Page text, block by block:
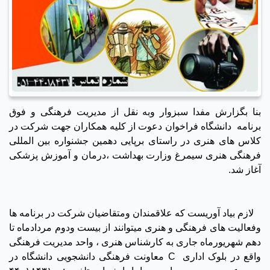
بنا بگزارش مفدا سبزوار وبه نقل از مدیریت فرهنگی و فوق
برنامه دانشگاه فراخوان دعوت از کلیه همکاران جهت شرکت در
کلاس های هنری در راستای برپایی دهمین جشنواره بین المللی
فرهنگی هنری سیمرغ وزارت بهداشت ،درمان و آموزش پزشکی
آغاز شد.
لازم بیاد آوریست که علاقمندان ومتقاضیان شرکت در برنامه ها
وفعالیت های فرهنگی و هنری میتوانند از بیست ودوم مردادماه تا
دهم شهریورماه جاری به کارشناس هنری ، واحد مدیریت فرهنگی
واقع در بلوک اداری C معاونت فرهنگی دانشجویی دانشگاه در